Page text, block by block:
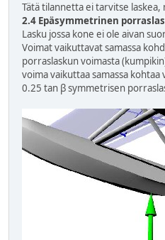
Tätä tilannetta ei tarvitse
2.4 Epäsymmetrinen
Lasku jossa kone ei ole aivan
Voimat vaikuttavat samassa
porraslaskun voimasta
voima vaikuttaa samassa
0.25 tan β symmetrisen